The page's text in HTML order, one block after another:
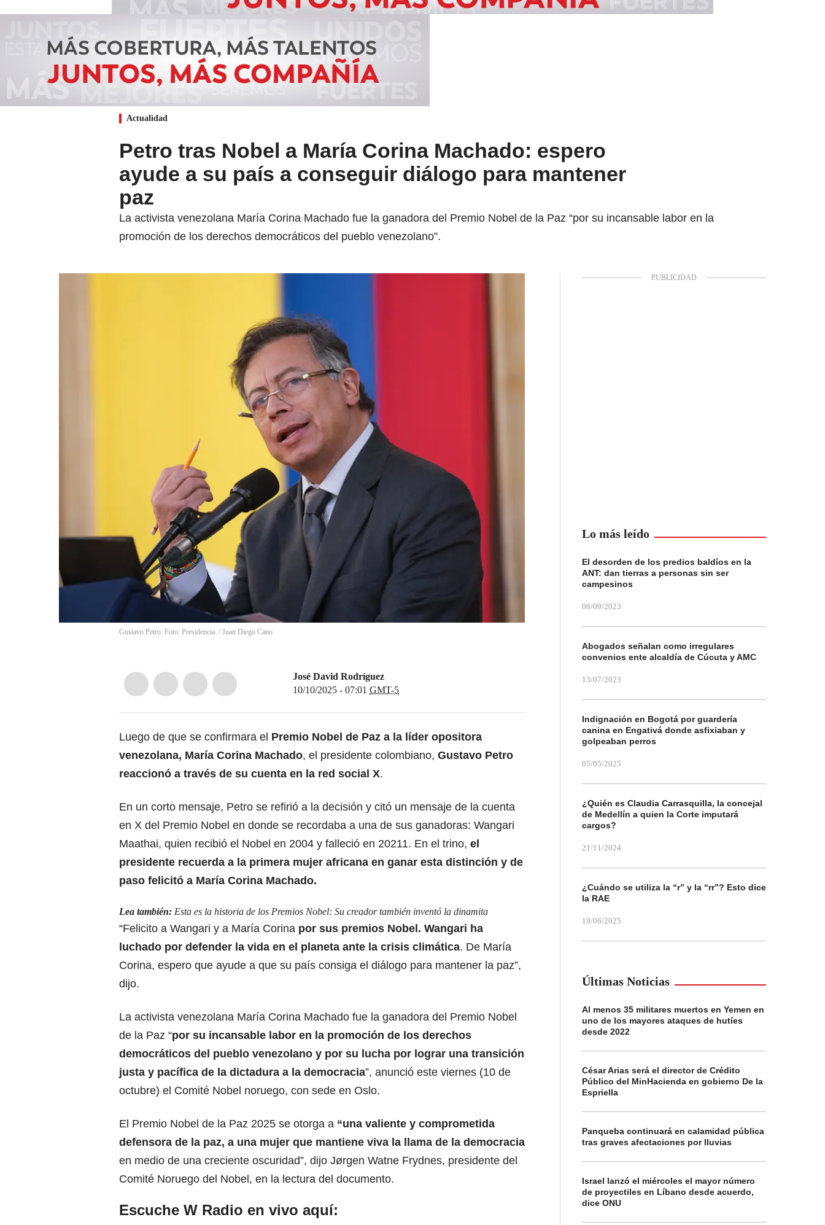
Actualidad
Petro tras Nobel a María Corina Machado: espero
ayude a su país a conseguir diálogo para mantener
paz
La activista venezolana María Corina Machado fue la ganadora del Premio Nobel de la Paz “por su incansable labor en la
promoción de los derechos democráticos del pueblo venezolano”.
Gustavo Petro. Foto: Presidencia. / Juan Diego Cano
José David Rodríguez
10/10/2025 - 07:01 GMT-5
Luego de que se confirmara e Premio Nobel de Paz a la líder opositora
venezolana, María Corina Machado, el presidente colombiano, Gustavo Petro
reaccionó a través de su cuenta en la red social X.
En un corto mensaje, Petro se refirió a la decisión y citó un mensaje de la cuenta
en X del Premio Nobel en donde se recordaba a una de sus ganadoras: Wangari
Maathai, quien recibió el Nobel en 2004 y falleció en 20211. En el trino, el
presidente recuerda a la primera mujer africana en ganar esta distinción y de
paso felicitó a María Corina Machado.
Lea también: Esta es la historia de los Premios Nobel: Su creador también inventó la dinamita
“Felicito a Wangari y a María Corina por sus premios Nobel. Wangari ha
luchado por defender la vida en el planeta ante la crisis climática. De María
Corina, espero que ayude a que su país consiga el diálogo para mantener la paz”,
dijo.
La activista venezolana María Corina Machado fue la ganadora del Premio Nobel
de la Paz “por su incansable labor en la promoción de los derechos
democráticos del pueblo venezolano y por su lucha por lograr una transición
justa y pacífica de la dictadura a la democracia”, anunció este viernes (10 de
octubre) el Comité Nobel noruego, con sede en Oslo.
El Premio Nobel de la Paz 2025 se otorga a “una valiente y comprometida
defensora de la paz, a una mujer que mantiene viva la llama de la democracia
en medio de una creciente oscuridad”, dijo Jørgen Watne Frydnes, presidente del
Comité Noruego del Nobel, en la lectura del documento.
Escuche W Radio en vivo aquí:
Lo más leído
El desorden de los predios baldíos en la
ANT: dan tierras a personas sin ser
campesinos
06/09/2023
Abogados señalan como irregulares
convenios ente alcaldía de Cúcuta y AMC
13/07/2023
Indignación en Bogotá por guardería
canina en Engativá donde asfixiaban y
golpeaban perros
05/05/2025
¿Quién es Claudia Carrasquilla, la concejal
de Medellín a quien la Corte imputará
cargos?
21/11/2024
¿Cuándo se utiliza la “r” y la “rr”? Esto dice
la RAE
19/06/2025
Últimas Noticias
Al menos 35 militares muertos en Yemen en
uno de los mayores ataques de hutíes
desde 2022
César Arias será el director de Crédito
Público del MinHacienda en gobierno De la
Espriella
Panqueba continuará en calamidad pública
tras graves afectaciones por lluvias
Israel lanzó el miércoles el mayor número
de proyectiles en Líbano desde acuerdo,
dice ONU